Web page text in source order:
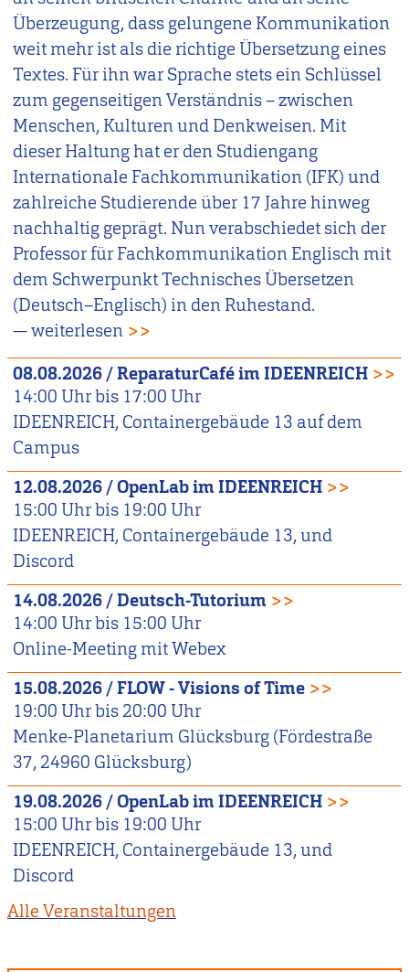
Überzeugung, dass gelungene Kommunikation
weit mehr ist als die richtige Übersetzung eines
Textes. Für ihn war Sprache stets ein Schlüssel
zum gegenseitigen Verständnis – zwischen
Menschen, Kulturen und Denkweisen. Mit
dieser Haltung hat er den Studiengang
Internationale Fachkommunikation (IFK) und
zahlreiche Studierende über 17 Jahre hinweg
nachhaltig geprägt. Nun verabschiedet sich der
Professor für Fachkommunikation Englisch mit
dem Schwerpunkt Technisches Übersetzen
(Deutsch–Englisch) in den Ruhestand.
— weiterlesen >>
08.08.2026/ReparaturCafé im IDEENREICH >>
14:00 Uhr bis 17:00 Uhr
IDEENREICH, Containergebäude 13 auf dem
Campus
12.08.2026/OpenLab im IDEENREICH >>
15:00 Uhr bis 19:00 Uhr
IDEENREICH, Containergebäude 13, und
Discord
14.08.2026/Deutsch-Tutorium >>
14:00 Uhr bis 15:00 Uhr
Online-Meeting mit Webex
15.08.2026/FLOW - Visions of Time >>
19:00 Uhr bis20:00 Uhr
Menke-Planetarium Glücksburg (Fördestraße
37, 24960 Glücksburg)
19.08.2026/OpenLab im IDEENREICH >>
15:00 Uhr bis 19:00 Uhr
IDEENREICH, Containergebäude 13, und
Discord
Alle Veranstaltungen